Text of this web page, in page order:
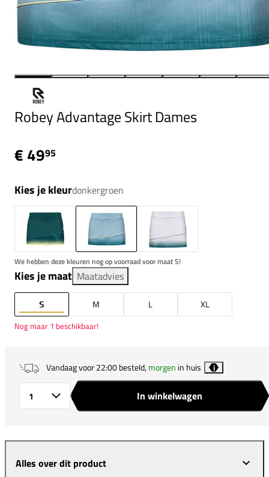
Robey Advantage Skirt Dames
€ 4995
Kies je kleurdonkergroen
We hebben deze kleuren nog op voorraad voor maat S!
Kies je maat Maatadvies
S M L XL
Nog maar 1 beschikbaar!
Vandaag voor 22:00 besteld,morgen in huis i
In winkelwagen
Alles over dit product